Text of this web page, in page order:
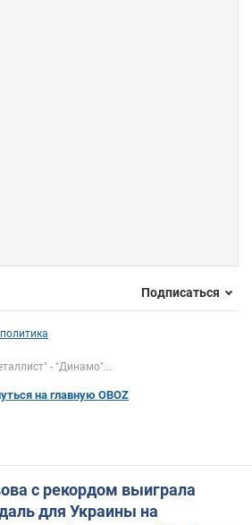
Подписаться
- "Динамо"...
на главную OBOZ
с рекордом выиграла
для Украины на